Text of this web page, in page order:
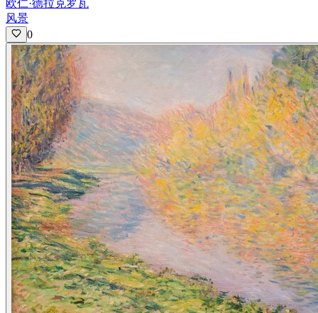
欧仁·德拉克罗瓦
风景
0